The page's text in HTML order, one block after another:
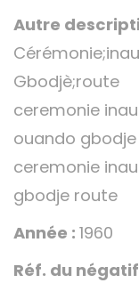
Autre
Gbodjè;route
ceremonie
ouando gbodje
ceremonie
gbodje route
Année : 1960
Réf. du